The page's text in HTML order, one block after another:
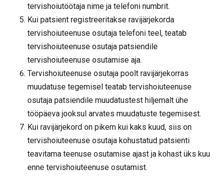
tervishoiutöötaja nime ja telefoni numbrit.
Kui patsient registreeritakse ravijärjekorda
tervishoiuteenuse osutaja telefoni teel, teatab
tervishoiuteenuse osutaja patsiendile
tervishoiuteenuse osutamise aja.
Tervishoiuteenuse osutaja poolt ravijärjekorras
muudatuse tegemisel teatab tervishoiuteenuse
osutaja patsiendile muudatustest hiljemalt ühe
tööpäeva jooksul arvates muudatuste tegemisest.
Kui ravijärjekord on pikem kui kaks kuud, siis on
tervishoiuteenuse osutaja kohustatud patsienti
teavitama teenuse osutamise ajast ja kohast üks kuu
enne tervishoiuteenuse osutamist.